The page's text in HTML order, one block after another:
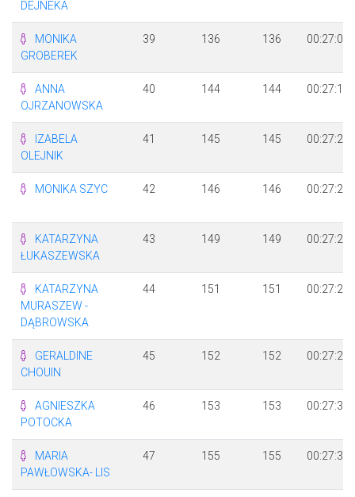
DEJNEKA
MONIKA
GROBEREK
39 136 136 00:27:02
ANNA
OJRZANOWSKA
40 144 144 00:27:17
IZABELA
OLEJNIK
41 145 145 00:27:25
MONIKA SZYC 42 146 146 00:27:27
KATARZYNA
ŁUKASZEWSKA
43 149 149 00:27:29
KATARZYNA
MURASZEW -
DĄBROWSKA
44 151 151 00:27:29
GERALDINE
CHOUIN
45 152 152 00:27:29
AGNIESZKA
POTOCKA
46 153 153 00:27:30
MARIA
PAWŁOWSKA- LIS
47 155 155 00:27:32